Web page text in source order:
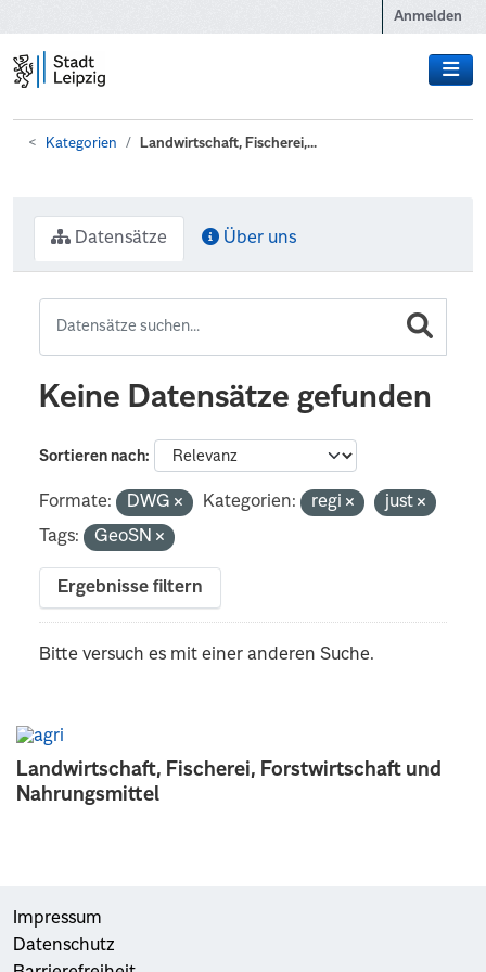
Anmelden
Kategorien Landwirtschaft, Fischerei,...
Landwirtschaft, Fischerei, Forstwirtschaft und
Nahrungsmittel
Datensätze Über uns
Keine Datensätze gefunden
Sortieren nach
Formate: DWG Kategorien: regi
just
Tags:
GeoSN
Ergebnisse filtern
Bitte versuch es mit einer anderen Suche.
Impressum
Datenschutz